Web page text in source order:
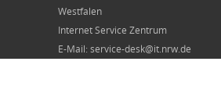
Westfalen
Internet Service Zentrum
E-Mail: service-desk@it.nrw.de